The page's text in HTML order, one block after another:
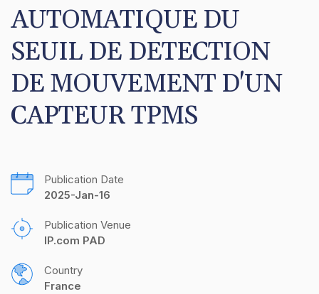
AUTOMATIQUE DU
SEUIL DE DETECTION
DE MOUVEMENT D'UN
CAPTEUR TPMS
Publication Date
2025-Jan-16
Publication Venue
IP.com PAD
Country
France